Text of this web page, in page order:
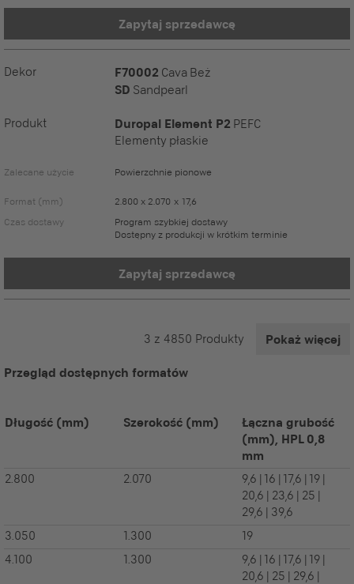
Zapytaj sprzedawcę
Dekor F70002 Cava Beż
SD Sandpearl
Produkt Duropal Element P2 PEFC
Elementy płaskie
Zalecane użycie Powierzchnie pionowe
Format (mm)
2.800 x 2.070 x 17,6
Czas dostawy
Program szybkiej dostawy
Dostępny z produkcji w krótkim terminie
Zapytaj sprzedawcę
3 z 4850 Produkty Pokaż więcej
Przegląd dostępnych formatów
Długość (mm) Szerokość (mm)
Łączna grubość
(mm), HPL 0,8
mm
2.800 2.070
9,6 | 16 | 17,6 | 19 |
20,6 | 23,6 | 25 |
29,6 | 39,6
3.050
1.300
19
4.100
1.300
9,6 | 16 | 17,6 | 19 |
20,6 | 25 | 29,6 |